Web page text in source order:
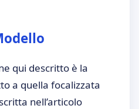
qui descritto è la
a quella focalizzata
nell’articolo